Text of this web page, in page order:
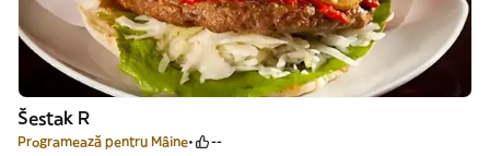
Šestak R
Programează pentru Mâine --